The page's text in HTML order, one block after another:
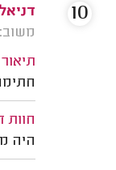
משוב: 04/08/2025
חוות
היה
10